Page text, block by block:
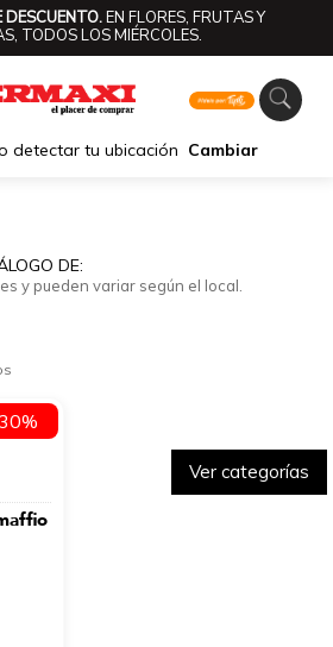
EN FLORES, FRUTAS Y
TODOS LOS MIÉRCOLES.
detectar tu ubicación Cambiar
Ver categorías
DE:
y pueden variar según el local.